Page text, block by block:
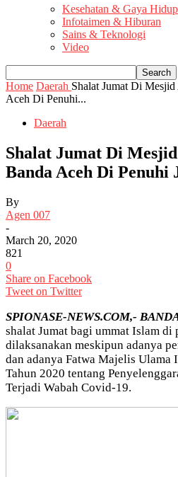
Kesehatan & Gaya Hidup
Infotaimen & Hiburan
Sains & Teknologi
Video
Home Daerah Shalat Jumat Di
Aceh Di Penuhi...
Daerah
Shalat Jumat Di
Banda Aceh Di Penuhi
By
Agen 007
-
March 20, 2020
821
0
Share on Facebook
Tweet on Twitter
SPIONASE-NEWS.COM,-
shalat Jumat bagi ummat Islam di
dilaksanakan meskipun adanya
dan adanya Fatwa Majelis
Tahun 2020 tentang
Terjadi Wabah Covid-19.